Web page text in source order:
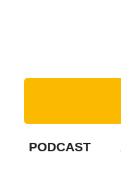
PODCAST